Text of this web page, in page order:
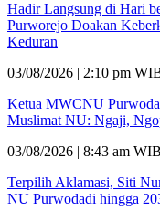
Hadir Langsung di Hari
Purworejo Doakan
Keduran
03/08/2026 | 2:10 pm
Ketua MWCNU
Muslimat NU: Ngaji,
03/08/2026 | 8:43 am WIB
Terpilih Aklamasi, Siti
NU Purwodadi hingga